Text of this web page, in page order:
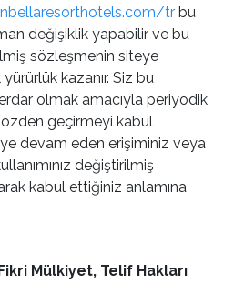
tr bu
değişiklik yapabilir ve bu
sözleşmenin siteye
kazanır. Siz bu
olmak amacıyla periyodik
geçirmeyi kabul
devam eden erişiminiz veya
değiştirilmiş
kabul ettiğiniz anlamına
Mülkiyet, Telif Hakları